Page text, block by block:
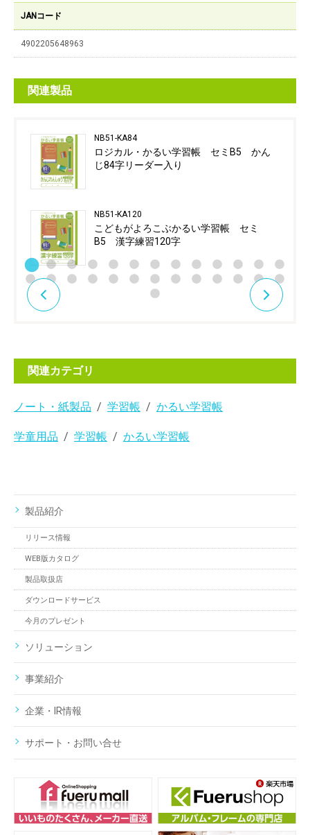
JANコード
4902205648963
関連製品
NB51-KA84
ロジカル・かるい学習帳 セミB5 かん
じ84字リーダー入り
NB51-KA120
こどもがよろこぶかるい学習帳 セミ
B5 漢字練習120字
関連カテゴリ
ノート・紙製品 学習帳 かるい学習帳
学童用品 学習帳 かるい学習帳
製品紹介
リリース情報
WEB版カタログ
製品取扱店
ダウンロードサービス
今月のプレゼント
ソリューション
事業紹介
企業・IR情報
サポート・お問い合せ